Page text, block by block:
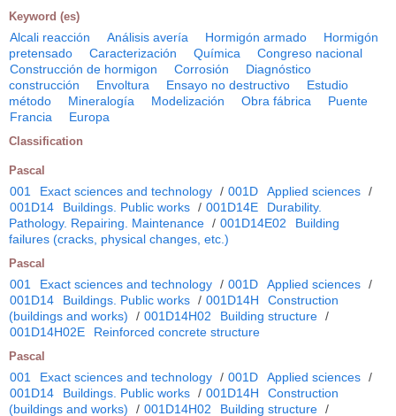
Keyword (es)
Alcali reacción Análisis avería Hormigón armado
Hormigón
pretensado
Caracterización Química
Congreso nacional
Construcción de hormigon
Corrosión
Diagnóstico
construcción
Envoltura Ensayo no destructivo
Estudio
método
Mineralogía Modelización Obra fábrica
Puente
Francia
Europa
Classification
Pascal
001 Exact sciences and technology / 001D Applied sciences /
001D14
Buildings. Public works / 001D14E
Durability.
Pathology. Repairing. Maintenance / 001D14E02
Building
failures (cracks, physical changes, etc.)
Pascal
001 Exact sciences and technology / 001D Applied sciences /
001D14
Buildings. Public works / 001D14H
Construction
(buildings and works)
/ 001D14H02 Building structure /
001D14H02E
Reinforced concrete structure
Pascal
001 Exact sciences and technology / 001D Applied sciences /
001D14
Buildings. Public works / 001D14H
Construction
(buildings and works)
/ 001D14H02 Building structure /